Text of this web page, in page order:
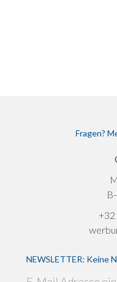
Fragen?
+32
NEWSLETTER: Keine